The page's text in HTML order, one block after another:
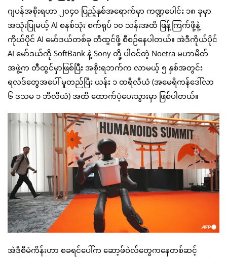
ဂျပန်အစိုးရဟာ ၂၀၄၀ ပြည့်နှစ်အရောက်မှာ ကဏ္ဍပေါင်း ၁၈ ခုမှာ
အသုံးပြုမယ့် AI စနစ်သုံး စက်ရုပ် ၁၀ သန်းအထိ ဖြန့်ကြက်ဖို့နဲ့
ကိုယ်ပိုင် AI မော်ဒယ်တစ်ခု တီထွင်ဖို့ စီစဉ်နေပါတယ်။ အဲဒီကိုယ်ပိုင်
AI မော်ဒယ်ကို SoftBank နဲ့ Sony တို့ ပါဝင်တဲ့ Noetra မဟာမိတ်
အဖွဲ့က တီထွင်မှာဖြစ်ပြီး အစိုးရဘက်က လာမယ့် ၅ နှစ်အတွင်း
ရလဒ်တွေအပေါ် မူတည်ပြီး ယန်း ၁ ထရီလီယံ (အမေရိကန်ဒေါ်လာ
၆ ဒသမ ၁ ဘီလီယံ) အထိ ထောက်ပံ့ပေးသွားမှာ ဖြစ်ပါတယ်။
အဲဒီစီမံကိန်းဟာ စခရင်ပေါ်က ဆော့ဖ်ဝဲလ်တွေကနေတစ်ဆင့်